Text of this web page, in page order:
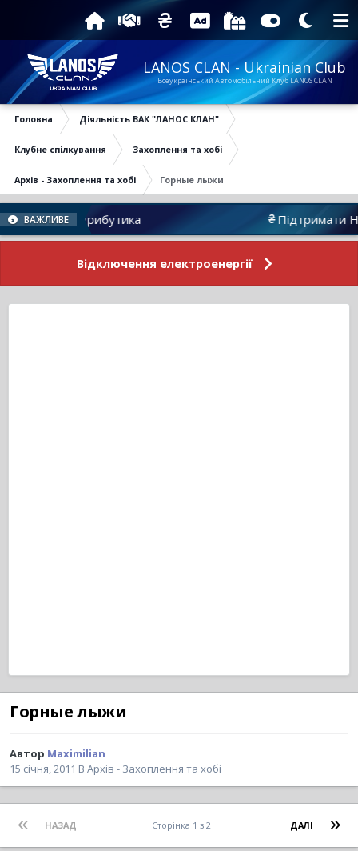
LANOS CLAN - Ukrainian Club
Всеукраїнський Автомобільний Клуб LANOS CLAN
Головна Діяльність ВАК "ЛАНОС КЛАН"
Клубне спілкування Захоплення та хобі
Архів - Захоплення та хобі Горные лыжи
ВАЖЛИВЕ
Атрибутика Підтримати Нас
Відключення електроенергії
Горные лыжи
Автор Maximilian
15 січня, 2011 В Архів - Захоплення та хобі
НАЗАД ДАЛІ
Сторінка 1 з 2